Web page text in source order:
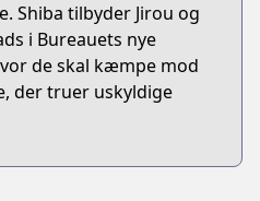
Shiba tilbyder Jirou og
i Bureauets nye
de skal kæmpe mod
der truer uskyldige